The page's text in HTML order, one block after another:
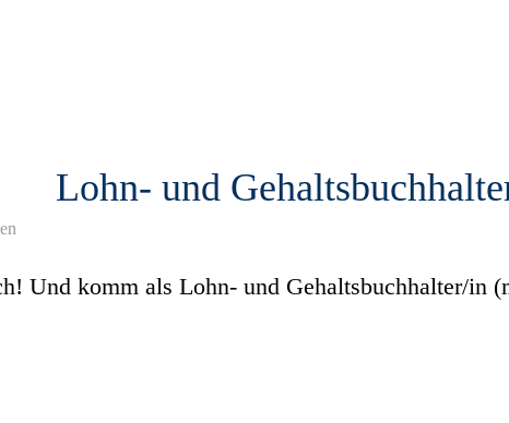
Lohn- und
Und komm als Lohn- und Gehaltsbuchhalter/in